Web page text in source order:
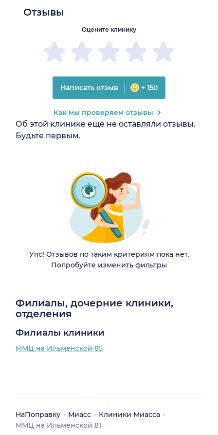
Отзывы
Об этой клинике ещё не оставляли отзывы.
Будьте первым.
Оцените клинику
Написать отзыв + 150
Как мы проверяем отзывы
Упс! Отзывов по таким критериям пока нет.
Попробуйте изменить фильтры
Филиалы, дочерние клиники,
отделения
Филиалы клиники
ММЦ на Ильменской 85
НаПоправку Миасс
Клиники Миасса
ММЦ на Ильменской 81